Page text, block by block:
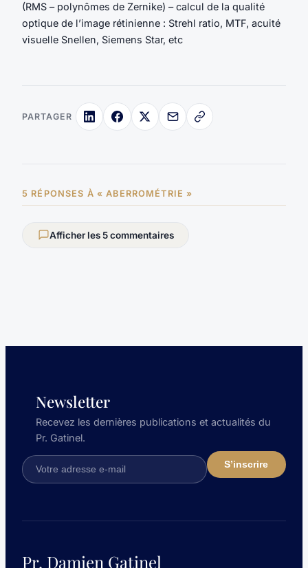
(RMS – polynômes de Zernike) – calcul de la qualité
optique de l’image rétinienne : Strehl ratio, MTF, acuité
visuelle Snellen, Siemens Star, etc
PARTAGER
5 RÉPONSES À « ABERROMÉTRIE »
Afficher les 5 commentaires
Newsletter
Recevez les dernières publications et actualités du
Pr. Gatinel.
Pr. Damien Gatinel